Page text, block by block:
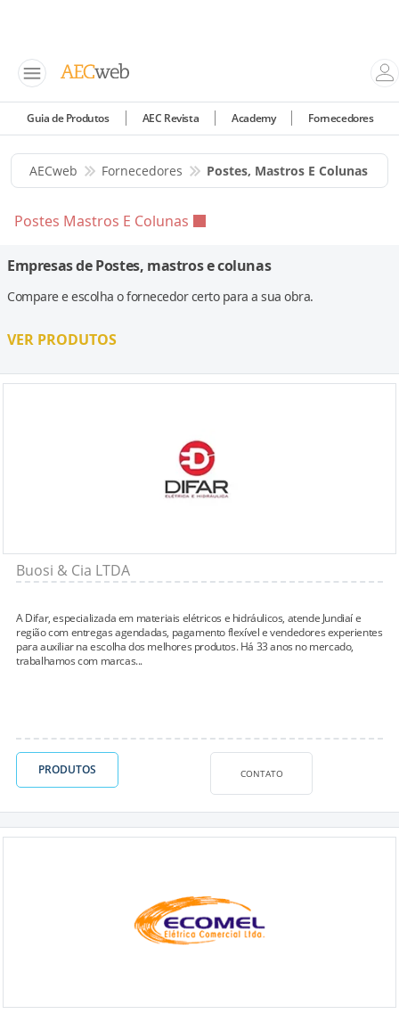
Guia de Produtos AEC Revista Academy Fornecedores
AECweb Fornecedores Postes, Mastros E Colunas
Postes Mastros E Colunas
Empresas de Postes, mastros e colunas
Compare e escolha o fornecedor certo para a sua obra.
VER PRODUTOS
Buosi & Cia LTDA
A Difar, especializada em materiais elétricos e hidráulicos, atende Jundiaí e
região com entregas agendadas, pagamento flexível e vendedores experientes
para auxiliar na escolha dos melhores produtos. Há 33 anos no mercado,
trabalhamos com marcas...
PRODUTOS CONTATO